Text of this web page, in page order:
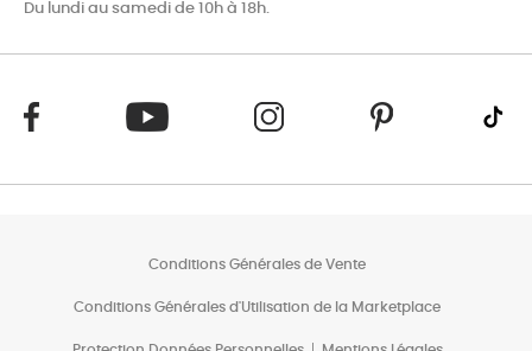
Du lundi au samedi de 10h à 18h.
Conditions Générales de Vente
Conditions Générales d'Utilisation de la Marketplace